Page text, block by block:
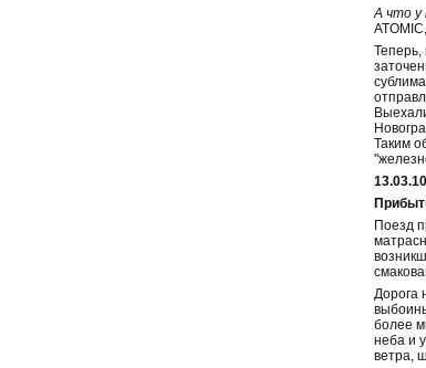
А что у
Теперь,
Таким
Поезд
Дорога
более
неба и
ветра,